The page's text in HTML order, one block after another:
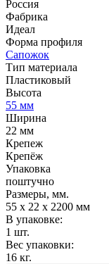
Россия
Фабрика
Идеал
Форма профиля
Сапожок
Тип материала
Пластиковый
Высота
55 мм
Ширина
22 мм
Крепеж
Крепёж
Упаковка
поштучно
Размеры, мм.
55 х 22 х 2200 мм
В упаковке:
1 шт.
Вес упаковки:
16 кг.